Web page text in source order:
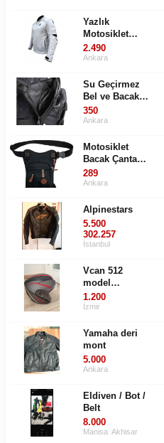
Yazlık
Motosiklet
Montu (Fileli)
2.490
Ankara
Su Geçirmez
Bel ve Bacak
Çantası
350
Ankara
Motosiklet
Bacak Çantası -
Çok gözlü ve
çok kullanışlı
289
Ankara
Alpinestars
5.500
302.257
İstanbul
Vcan 512
model
motorsiklet
kaskı
1.200
İzmir
Yamaha deri
mont
5.000
Ankara
Eldiven / Bot /
Belt
8.000
Manisa Akhisar